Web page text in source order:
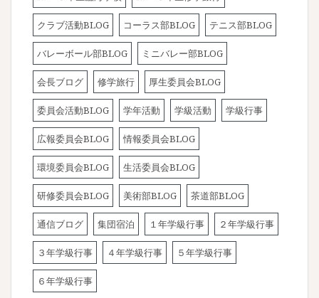
クラブ活動BLOG コーラス部BLOG テニス部BLOG
バレーボール部BLOG ミニバレー部BLOG
会長ブログ 修学旅行 厚生委員会BLOG
委員会活動BLOG 学年活動 学級活動 学級行事
広報委員会BLOG 情報委員会BLOG
環境委員会BLOG 生活委員会BLOG
研修委員会BLOG 美術部BLOG 茶道部BLOG
通信ブログ 集団宿泊 １年学級行事 ２年学級行事
３年学級行事 ４年学級行事 ５年学級行事
６年学級行事